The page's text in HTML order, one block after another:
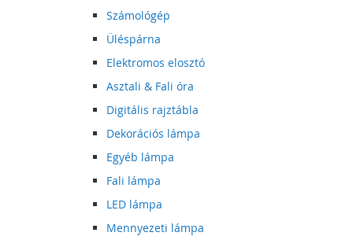
Számológép
Üléspárna
Elektromos elosztó
Asztali & Fali óra
Digitális rajztábla
Dekorációs lámpa
Egyéb lámpa
Fali lámpa
LED lámpa
Mennyezeti lámpa